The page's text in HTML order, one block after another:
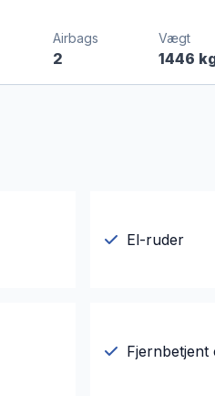
Airbags
2
Vægt
1446
El-ruder
Fjernbetjent